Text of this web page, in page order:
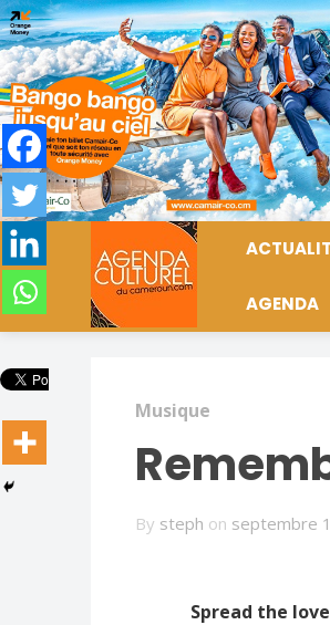
AGENDA
Musique
By steph on septembre
Spread the love